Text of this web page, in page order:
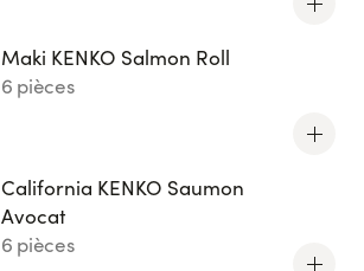
Maki KENKO Salmon Roll
6 pièces
California KENKO Saumon
Avocat
6 pièces